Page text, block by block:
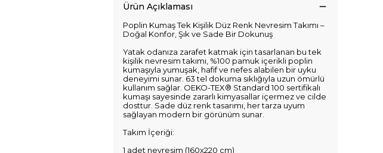
Ürün Açıklaması
Poplin Kumaş Tek Kişilik Düz Renk Nevresim Takımı –
Doğal Konfor, Şık ve Sade Bir Dokunuş
Yatak odanıza zarafet katmak için tasarlanan bu tek
kişilik nevresim takımı, %100 pamuk içerikli poplin
kumaşıyla yumuşak, hafif ve nefes alabilen bir uyku
deneyimi sunar. 63 tel dokuma sıklığıyla uzun ömürlü
kullanım sağlar. OEKO-TEX® Standard 100 sertifikalı
kumaşı sayesinde zararlı kimyasallar içermez ve cilde
dosttur. Sade düz renk tasarımı, her tarza uyum
sağlayan modern bir görünüm sunar.
Takım İçeriği:
1 adet nevresim (160x220 cm)